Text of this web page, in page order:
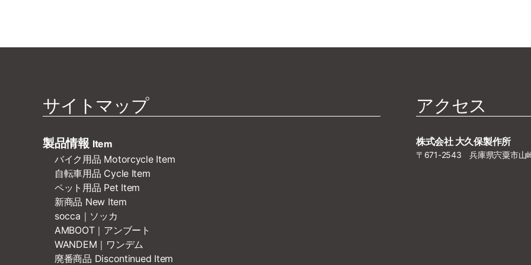
サイトマップ
製品情報 Item
バイク用品 Motorcycle Item
自転車用品 Cycle Item
ペット用品 Pet Item
新商品 New Item
socca｜ソッカ
AMBOOT｜アンブート
WANDEM｜ワンデム
廃番商品 Discontinued Item
アクセス
株式会社 大久保製作所
〒671-2543 兵庫県宍粟市山